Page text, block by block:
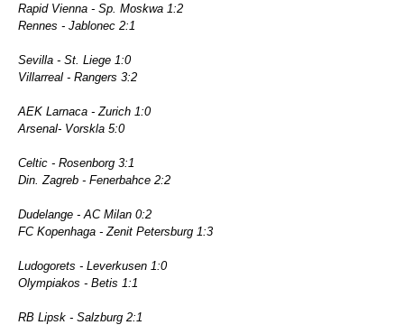
Rapid Vienna - Sp. Moskwa 1:2
Rennes - Jablonec 2:1
Sevilla - St. Liege 1:0
Villarreal - Rangers 3:2
AEK Larnaca - Zurich 1:0
Arsenal- Vorskla 5:0
Celtic - Rosenborg 3:1
Din. Zagreb - Fenerbahce 2:2
Dudelange - AC Milan 0:2
FC Kopenhaga - Zenit Petersburg 1:3
Ludogorets - Leverkusen 1:0
Olympiakos - Betis 1:1
RB Lipsk - Salzburg 2:1